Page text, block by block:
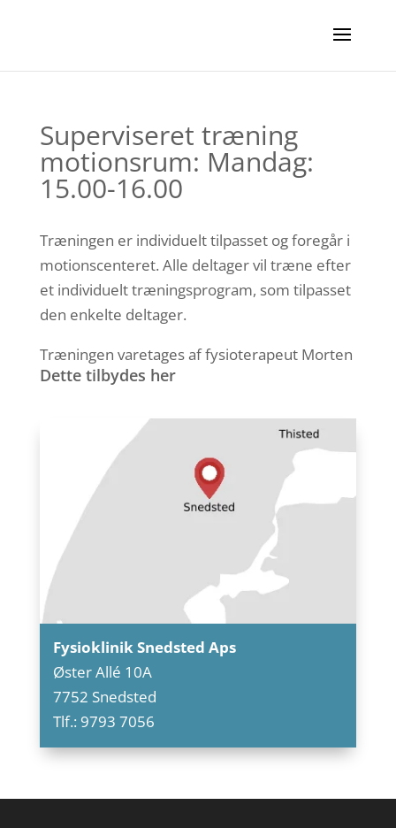
Superviseret træning
motionsrum: Mandag:
15.00-16.00
Træningen er individuelt tilpasset og foregår i
motionscenteret. Alle deltager vil træne efter
et individuelt træningsprogram, som tilpasset
den enkelte deltager.
Træningen varetages af fysioterapeut Morten
Dette tilbydes her
Fysioklinik Snedsted Aps
Øster Allé 10A
7752 Snedsted
Tlf.: 9793 7056